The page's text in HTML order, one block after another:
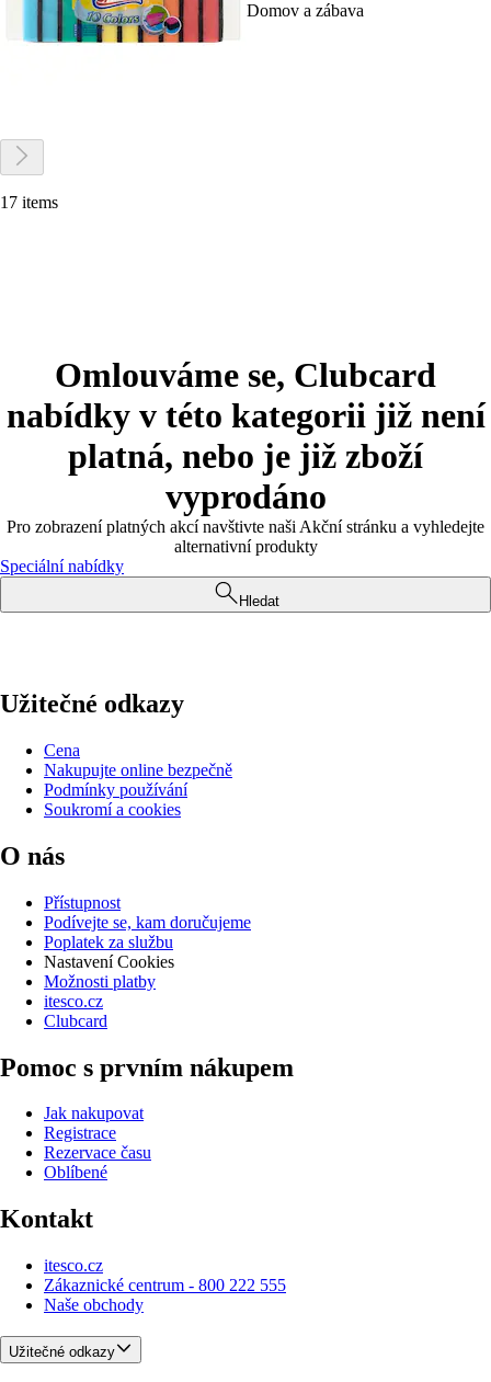
Domov a zábava
17 items
Omlouváme se, Clubcard
nabídky v této kategorii již není
platná, nebo je již zboží
vyprodáno
Pro zobrazení platných akcí navštivte naši Akční stránku a vyhledejte
alternativní produkty
Speciální nabídky
Hledat
Užitečné odkazy
Cena
Nakupujte online bezpečně
Podmínky používání
Soukromí a cookies
O nás
Přístupnost
Podívejte se, kam doručujeme
Poplatek za službu
Nastavení Cookies
Možnosti platby
itesco.cz
Clubcard
Pomoc s prvním nákupem
Jak nakupovat
Registrace
Rezervace času
Oblíbené
Kontakt
itesco.cz
Zákaznické centrum - 800 222 555
Naše obchody
Užitečné odkazy